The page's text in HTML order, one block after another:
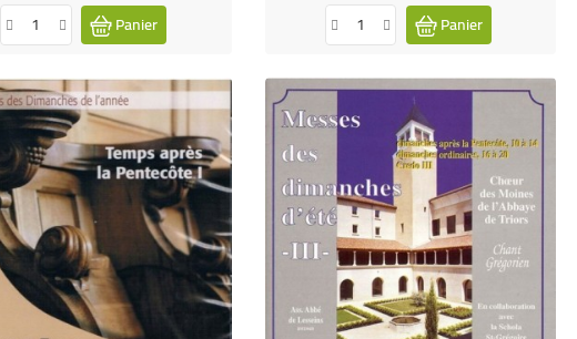
Panier
Panier